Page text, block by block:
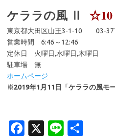
ケララの風 Ⅱ ☆10
東京都大田区山王3-1-10 03-
営業時間 6:46～12:46
定休日 火曜日,水曜日,木曜日
駐車場 無
ホームページ
※2019年1月11日「ケララの風モ
Fa X
Li